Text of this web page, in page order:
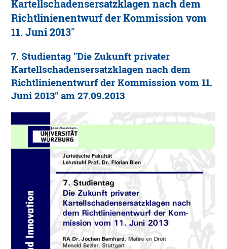
Kartellschadensersatzklagen nach dem
Richtlinienentwurf der Kommission vom
11. Juni 2013"
7. Studientag "Die Zukunft privater
Kartellschadensersatzklagen nach dem
Richtlinienentwurf der Kommission vom 11.
Juni 2013" am 27.09.2013